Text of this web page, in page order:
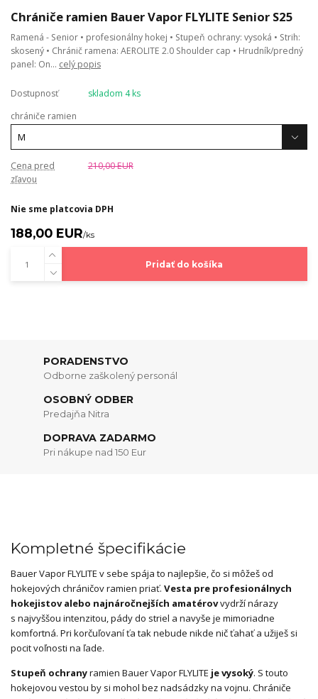
Chrániče ramien Bauer Vapor FLYLITE Senior S25
Ramená - Senior • profesionálny hokej • Stupeň ochrany: vysoká • Strih:
skosený • Chránič ramena: AEROLITE 2.0 Shoulder cap • Hrudník/predný
panel: On... celý popis
Dostupnosť
skladom 4 ks
chrániče ramien
Cena pred
zľavou
210,00 EUR
Nie sme platcovia DPH
188,00 EUR/ks
Pridať do košíka
PORADENSTVO
Odborne zaškolený personál
OSOBNÝ ODBER
Predajňa Nitra
DOPRAVA ZADARMO
Pri nákupe nad 150 Eur
Kompletné špecifikácie
Bauer Vapor FLYLITE v sebe spája to najlepšie, čo si môžeš od
hokejových chráničov ramien priať. Vesta pre profesionálnych
hokejistov alebo najnáročnejších amatérovvydrží nárazy
s najvyššou intenzitou, pády do striel a navyše je mimoriadne
komfortná. Pri korčuľovaní ťa tak nebude nikde nič ťahať a užiješ si
pocit voľnosti na ľade.
Stupeň ochranyramien Bauer Vapor FLYLITE je vysoký. S touto
hokejovou vestou by si mohol bez nadsádzky na vojnu. Chrániče